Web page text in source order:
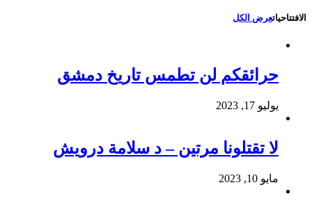
الافتتاحياتعرض الكل
حرائقكم لن تطمس تاريخ دمشق
يوليو 17, 2023
لا تقتلونا مرتين – د سلامة درويش
مايو 10, 2023